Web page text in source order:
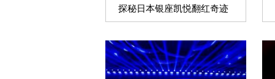
探秘日本银座凯悦翻红奇迹